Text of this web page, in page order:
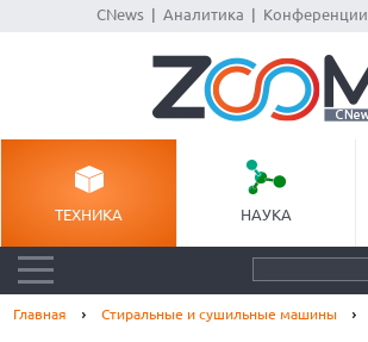
CNews| Аналитика Конференции
ТЕХНИКА НАУКА
Главная Стиральные и сушильные машины